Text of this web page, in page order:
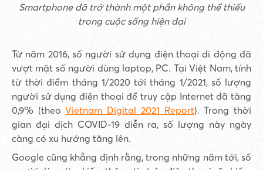
Smartphone đã trở thành một phần không thể thiếu
trong cuộc sống hiện đại
Từ năm 2016, số người sử dụng điện thoại di động đã
vượt mặt số người dùng laptop, PC. Tại Việt Nam, tính
từ thời điểm tháng 1/2020 tới tháng 1/2021, số lượng
người sử dụng điện thoại để truy cập Internet đã tăng
0,9% (theoVietnam Digital 2021 Report). Trong thời
gian đại dịch COVID-19 diễn ra, số lượng này ngày
càng có xu hướng tăng lên.
Google cũng khẳng định rằng, trong những năm tới, số